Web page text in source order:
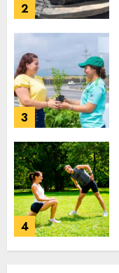
2
3
4